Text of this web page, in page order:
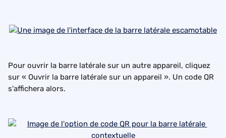
Pour ouvrir la barre latérale sur un autre appareil, cliquez
sur « Ouvrir la barre latérale sur un appareil ». Un code QR
s'affichera alors.